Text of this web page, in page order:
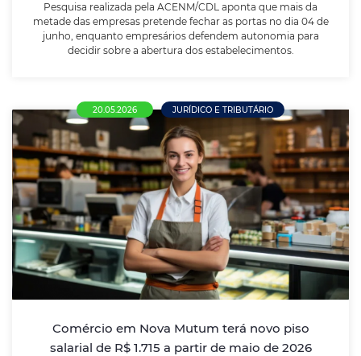
Pesquisa realizada pela ACENM/CDL aponta que mais da
metade das empresas pretende fechar as portas no dia 04 de
junho, enquanto empresários defendem autonomia para
decidir sobre a abertura dos estabelecimentos.
LEIA MAIS
20.05.2026 JURÍDICO E TRIBUTÁRIO
Comércio em Nova Mutum terá novo piso
salarial de R$ 1.715 a partir de maio de 2026
Comércio em Nova Mutum terá novo piso
salarial de R$ 1.715 a partir de maio de
2026
Termo aditivo da Convenção Coletiva também prevê
reajuste de 4,5% para trabalhadores que recebem
para empregados e empresas